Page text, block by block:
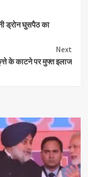
ड्रोन घुसपैठ का
Next
के काटने पर मुफ्त इलाज